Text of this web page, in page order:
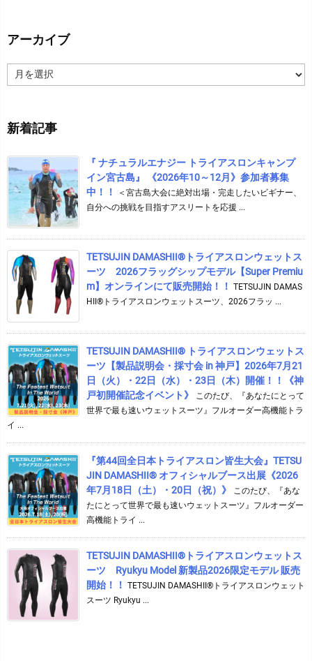
アーカイブ
ー
ブ
新着記事
『 ナチュラルエナジー トライアスロンキャンプ
イン宮古島』 《2026年10～12月》参加者募集
中！！
＜宮古島大会に絶対出場・完走したいビギナー、
自分への挑戦を目指すアスリートを応援 ...
TETSUJIN DAMASHII®︎トライアスロンウェットス
ーツ 2026フラッグシップモデル【Super Premiu
m】オンラインにて販売開始！！ TETSUJIN DAMAS
HII®トライアスロンウェットスーツ、2026フラッ ...
TETSUJIN DAMASHII® トライアスロンウェットス
ーツ【製品説明会・採寸会 in 神戸】2026年7月21
日（火）・22日（水）・23日（木）開催！！《神
戸初開催記念イベント》
このたび、『あなたにとって
世界で最も速いウェットスーツ』フルオーダー高機能トラ
イ ...
『第44回全日本トライアスロン皆生大会』TETSU
JIN DAMASHII® オフィシャルブース出展《2026
年7月18日（土）・20日（祝）》
このたび、『あな
たにとって世界で最も速いウェットスーツ』フルオーダー
高機能トライ ...
TETSUJIN DAMASHII®︎トライアスロンウェットス
ーツ Ryukyu Model 新製品2026限定モデル 販売
開始！！ TETSUJIN DAMASHII®︎トライアスロンウェット
スーツ Ryukyu ...